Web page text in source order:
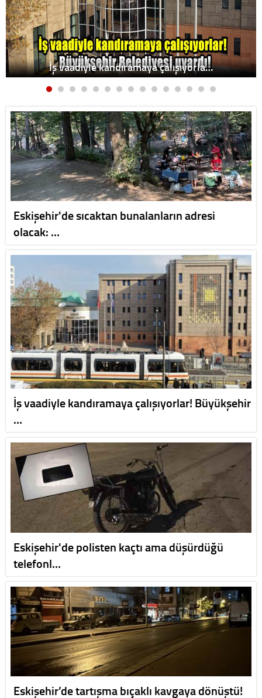
İş vaadiyle kandıramaya çalışıyorla…
Eskişehir'de sıcaktan bunalanların adresi
olacak: …
İş vaadiyle kandıramaya çalışıyorlar! Büyükşehir
…
Eskişehir'de polisten kaçtı ama düşürdüğü
telefonl…
Eskişehir’de tartışma bıçaklı kavgaya dönüştü!